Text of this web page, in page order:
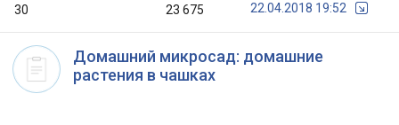
30
23 675
22.04.2018 19:52
Домашний микросад: домашние
растения в чашках